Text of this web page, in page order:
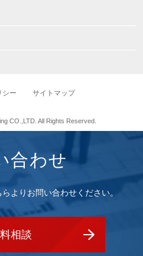
シー サイトマップ
CO.,LTD. All Rights Reserved.
合わせ
よりお問い合わせください。
相談